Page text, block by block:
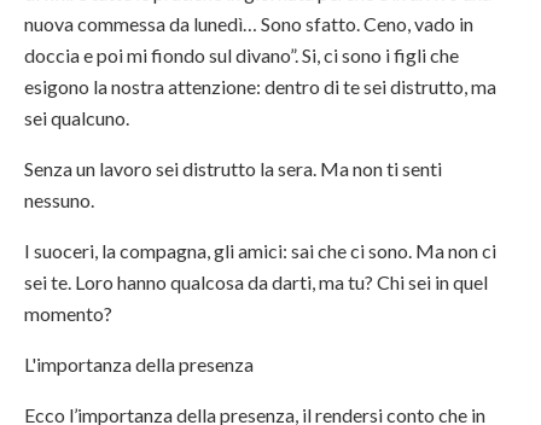
nuova commessa da lunedì… Sono sfatto. Ceno, vado in
doccia e poi mi fiondo sul divano”. Si, ci sono i figli che
esigono la nostra attenzione: dentro di te sei distrutto, ma
sei qualcuno.
Senza un lavoro sei distrutto la sera. Ma non ti senti
nessuno.
I suoceri, la compagna, gli amici: sai che ci sono. Ma non ci
sei te. Loro hanno qualcosa da darti, ma tu? Chi sei in quel
momento?
L'importanza della presenza
Ecco l’importanza della presenza, il rendersi conto che in